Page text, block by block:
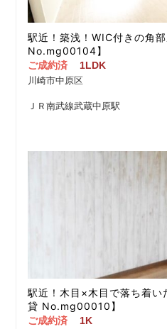
駅近！築浅！WIC付きの角
No.mg00104】
ご成約済
1LDK
川崎市中原区
ＪＲ南武線武蔵中原駅
駅近！木目×木目で落ち着
貸 No.mg00010】
ご成約済
1K